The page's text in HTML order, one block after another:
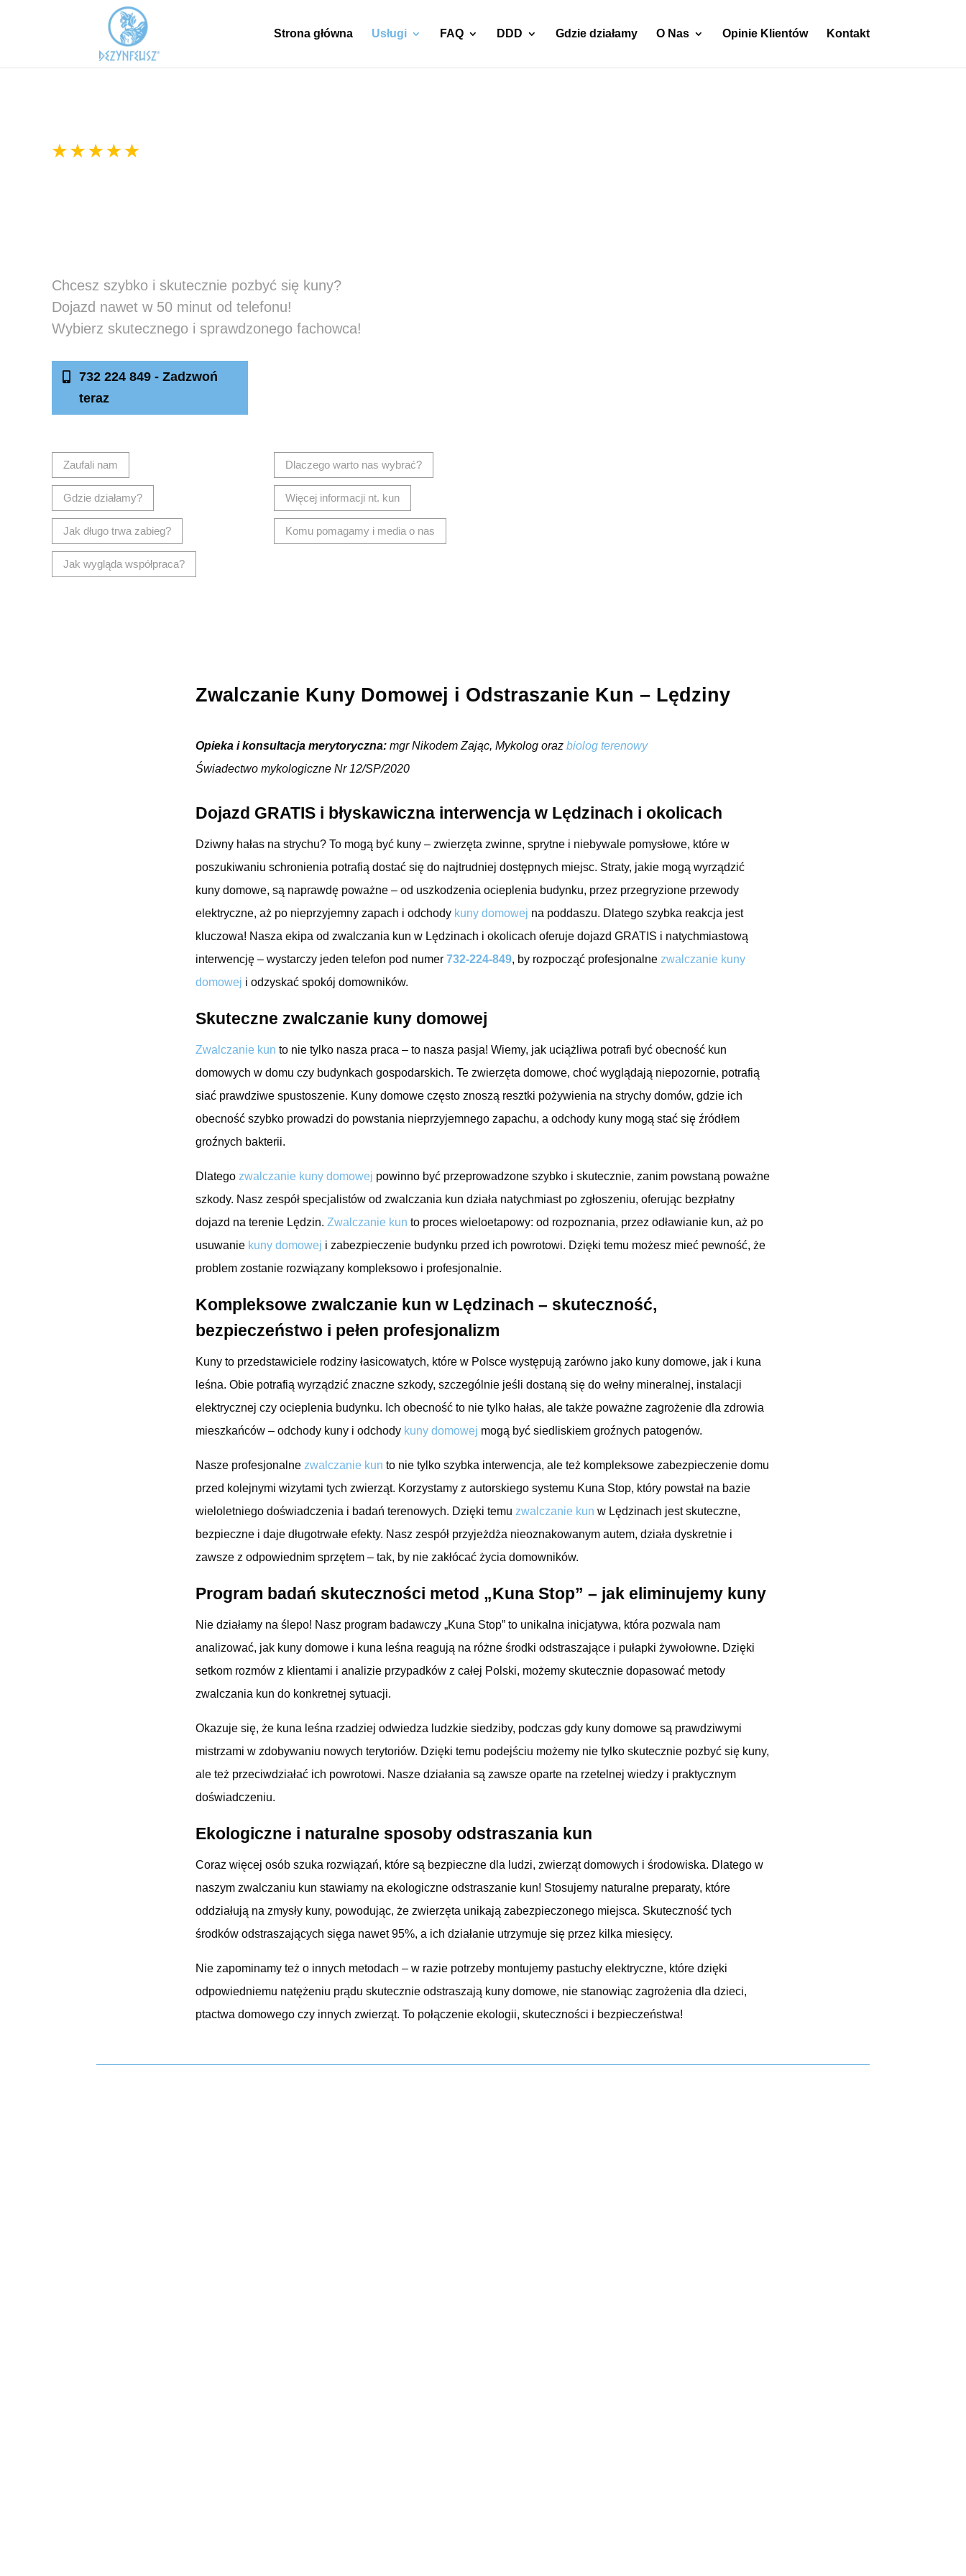
Strona główna Usługi FAQ DDD Gdzie działamy O Nas Opinie Klientów Kontakt
Chcesz szybko i skutecznie pozbyć się kuny?
Dojazd nawet w 50 minut od telefonu!
Wybierz skutecznego i sprawdzonego fachowca!
732 224 849 - Zadzwoń
teraz
Zaufali nam
Gdzie działamy?
Jak długo trwa zabieg?
Jak wygląda współpraca?
Dlaczego warto nas wybrać?
Więcej informacji nt. kun
Komu pomagamy i media o nas
Zwalczanie Kuny Domowej i Odstraszanie Kun – Lędziny
Opieka i konsultacja merytoryczna: mgr Nikodem Zając, Mykolog oraz biolog terenowy
Świadectwo mykologiczne Nr 12/SP/2020
Dojazd GRATIS i błyskawiczna interwencja w Lędzinach i okolicach
Dziwny hałas na strychu? To mogą być kuny – zwierzęta zwinne, sprytne i niebywale pomysłowe, które w
poszukiwaniu schronienia potrafią dostać się do najtrudniej dostępnych miejsc. Straty, jakie mogą wyrządzić
kuny domowe, są naprawdę poważne – od uszkodzenia ocieplenia budynku, przez przegryzione przewody
elektryczne, aż po nieprzyjemny zapach i odchody kuny domowej na poddaszu. Dlatego szybka reakcja jest
kluczowa! Nasza ekipa od zwalczania kun w Lędzinach i okolicach oferuje dojazd GRATIS i natychmiastową
interwencję – wystarczy jeden telefon pod numer 732-224-849, by rozpocząć profesjonalne zwalczanie kuny
domowej i odzyskać spokój domowników.
Skuteczne zwalczanie kuny domowej
Zwalczanie kun to nie tylko nasza praca – to nasza pasja! Wiemy, jak uciążliwa potrafi być obecność kun
domowych w domu czy budynkach gospodarskich. Te zwierzęta domowe, choć wyglądają niepozornie, potrafią
siać prawdziwe spustoszenie. Kuny domowe często znoszą resztki pożywienia na strychy domów, gdzie ich
obecność szybko prowadzi do powstania nieprzyjemnego zapachu, a odchody kuny mogą stać się źródłem
groźnych bakterii.
Dlatego zwalczanie kuny domowej powinno być przeprowadzone szybko i skutecznie, zanim powstaną poważne
szkody. Nasz zespół specjalistów od zwalczania kun działa natychmiast po zgłoszeniu, oferując bezpłatny
dojazd na terenie Lędzin. Zwalczanie kun to proces wieloetapowy: od rozpoznania, przez odławianie kun, aż po
usuwanie kuny domowej i zabezpieczenie budynku przed ich powrotowi. Dzięki temu możesz mieć pewność, że
problem zostanie rozwiązany kompleksowo i profesjonalnie.
Kompleksowe zwalczanie kun w Lędzinach – skuteczność,
bezpieczeństwo i pełen profesjonalizm
Kuny to przedstawiciele rodziny łasicowatych, które w Polsce występują zarówno jako kuny domowe, jak i kuna
leśna. Obie potrafią wyrządzić znaczne szkody, szczególnie jeśli dostaną się do wełny mineralnej, instalacji
elektrycznej czy ocieplenia budynku. Ich obecność to nie tylko hałas, ale także poważne zagrożenie dla zdrowia
mieszkańców – odchody kuny i odchody kuny domowej mogą być siedliskiem groźnych patogenów.
Nasze profesjonalne zwalczanie kun to nie tylko szybka interwencja, ale też kompleksowe zabezpieczenie domu
przed kolejnymi wizytami tych zwierząt. Korzystamy z autorskiego systemu Kuna Stop, który powstał na bazie
wieloletniego doświadczenia i badań terenowych. Dzięki temu zwalczanie kun w Lędzinach jest skuteczne,
bezpieczne i daje długotrwałe efekty. Nasz zespół przyjeżdża nieoznakowanym autem, działa dyskretnie i
zawsze z odpowiednim sprzętem – tak, by nie zakłócać życia domowników.
Program badań skuteczności metod „Kuna Stop” – jak eliminujemy kuny
Nie działamy na ślepo! Nasz program badawczy „Kuna Stop” to unikalna inicjatywa, która pozwala nam
analizować, jak kuny domowe i kuna leśna reagują na różne środki odstraszające i pułapki żywołowne. Dzięki
setkom rozmów z klientami i analizie przypadków z całej Polski, możemy skutecznie dopasować metody
zwalczania kun do konkretnej sytuacji.
Okazuje się, że kuna leśna rzadziej odwiedza ludzkie siedziby, podczas gdy kuny domowe są prawdziwymi
mistrzami w zdobywaniu nowych terytoriów. Dzięki temu podejściu możemy nie tylko skutecznie pozbyć się kuny,
ale też przeciwdziałać ich powrotowi. Nasze działania są zawsze oparte na rzetelnej wiedzy i praktycznym
doświadczeniu.
Ekologiczne i naturalne sposoby odstraszania kun
Coraz więcej osób szuka rozwiązań, które są bezpieczne dla ludzi, zwierząt domowych i środowiska. Dlatego w
naszym zwalczaniu kun stawiamy na ekologiczne odstraszanie kun! Stosujemy naturalne preparaty, które
oddziałują na zmysły kuny, powodując, że zwierzęta unikają zabezpieczonego miejsca. Skuteczność tych
środków odstraszających sięga nawet 95%, a ich działanie utrzymuje się przez kilka miesięcy.
Nie zapominamy też o innych metodach – w razie potrzeby montujemy pastuchy elektryczne, które dzięki
odpowiedniemu natężeniu prądu skutecznie odstraszają kuny domowe, nie stanowiąc zagrożenia dla dzieci,
ptactwa domowego czy innych zwierząt. To połączenie ekologii, skuteczności i bezpieczeństwa!